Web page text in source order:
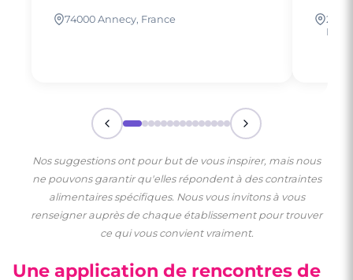
74000 Annecy, France
23
Nos suggestions ont pour but de vous inspirer, mais nous
ne pouvons garantir qu'elles répondent à des contraintes
alimentaires spécifiques. Nous vous invitons à vous
renseigner auprès de chaque établissement pour trouver
ce qui vous convient vraiment.
Une application de rencontres de